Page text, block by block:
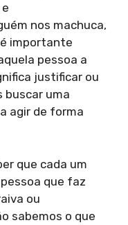
nos machuca,
importante
pessoa a
justificar ou
buscar uma
agir de forma
que cada um
que faz
ou
sabemos o que